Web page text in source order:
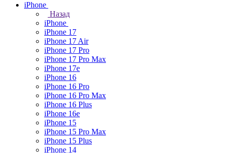
iPhone
Назад
iPhone
iPhone 17
iPhone 17 Air
iPhone 17 Pro
iPhone 17 Pro Max
iPhone 17e
iPhone 16
iPhone 16 Pro
iPhone 16 Pro Max
iPhone 16 Plus
iPhone 16e
iPhone 15
iPhone 15 Pro Max
iPhone 15 Plus
iPhone 14